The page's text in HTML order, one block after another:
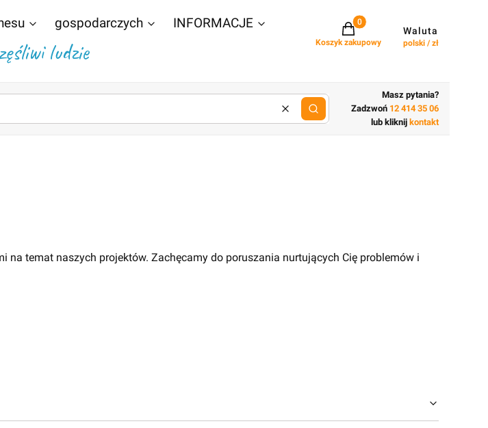
gospodarczych INFORMACJE
ludzie
Projekty w koszyku: 0. Zobacz
Koszyk zakupowy
Waluta
polski / zł
Wyczyśćlub wpisz cechy budynku
Masz pytania?
Zadzwoń 12 414 35 06
lub kliknij kontakt
temat naszych projektów. Zachęcamy do poruszania nurtujących Cię problemów i